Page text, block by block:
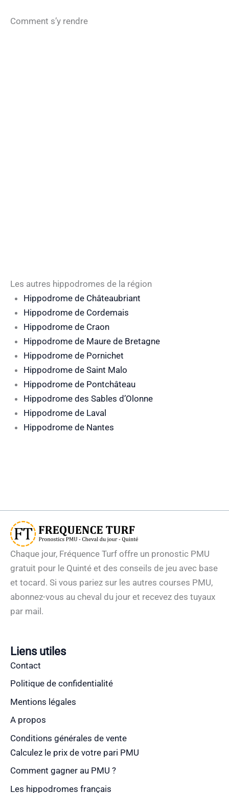
Comment s’y rendre
Les autres hippodromes de la région
Hippodrome de Châteaubriant
Hippodrome de Cordemais
Hippodrome de Craon
Hippodrome de Maure de Bretagne
Hippodrome de Pornichet
Hippodrome de Saint Malo
Hippodrome de Pontchâteau
Hippodrome des Sables d’Olonne
Hippodrome de Laval
Hippodrome de Nantes
Chaque jour, Fréquence Turf offre un pronostic PMU
gratuit pour le Quinté et des conseils de jeu avec base
et tocard. Si vous pariez sur les autres courses PMU,
abonnez-vous au cheval du jour et recevez des tuyaux
par mail.
Liens utiles
Contact
Politique de confidentialité
Mentions légales
A propos
Conditions générales de vente
Calculez le prix de votre pari PMU
Comment gagner au PMU ?
Les hippodromes français